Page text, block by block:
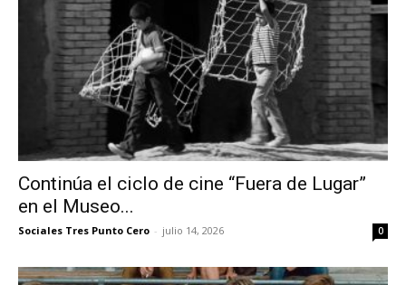
Continúa el ciclo de cine “Fuera de Lugar”
en el Museo...
Sociales Tres Punto Cero - julio 14, 2026 0